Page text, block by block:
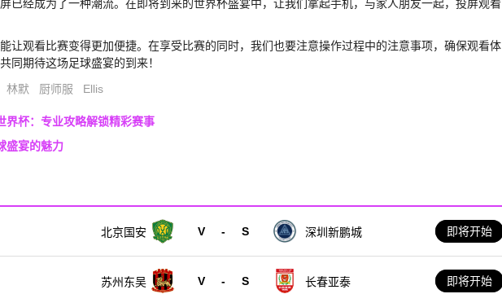
已经成为了一种潮流。在即将到来的世界杯盛宴中，让我们拿起手机，与家人朋友一起，投屏观看
让观看比赛变得更加便捷。在享受比赛的同时，我们也要注意操作过程中的注意事项，确保观看体
同期待这场足球盛宴的到来！
林默 厨师服 Ellis
界杯：专业攻略解锁精彩赛事
盛宴的魅力
北京国安 V - S 深圳新鹏城 即将开始
苏州东吴 V - S 长春亚泰 即将开始